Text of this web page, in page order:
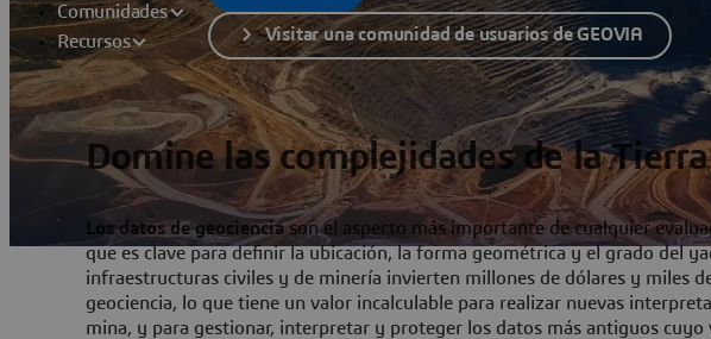
Comunidades
Recursos
Visitar una comunidad de usuarios de GEOVIA
Domine las complejidades de la Tierra
Los datos de geocienciason el aspecto más importante de cualquier
que es clave para definir la ubicación, la forma geométrica y el grado del
infraestructuras civiles y de minería invierten millones de dólares y miles
geociencia, lo que tiene un valor incalculable para realizar nuevas
mina, y para gestionar, interpretar y proteger los datos más antiguos